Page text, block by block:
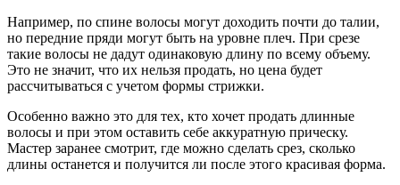
Например, по спине волосы могут доходить почти до талии,
но передние пряди могут быть на уровне плеч. При срезе
такие волосы не дадут одинаковую длину по всему объему.
Это не значит, что их нельзя продать, но цена будет
рассчитываться с учетом формы стрижки.
Особенно важно это для тех, кто хочет продать длинные
волосы и при этом оставить себе аккуратную прическу.
Мастер заранее смотрит, где можно сделать срез, сколько
длины останется и получится ли после этого красивая форма.